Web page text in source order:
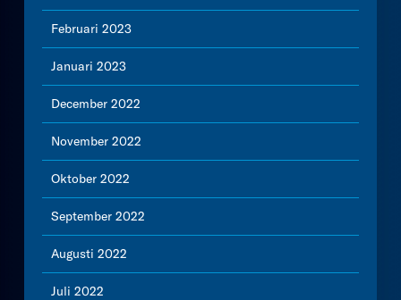
Februari 2023
Januari 2023
December 2022
November 2022
Oktober 2022
September 2022
Augusti 2022
Juli 2022